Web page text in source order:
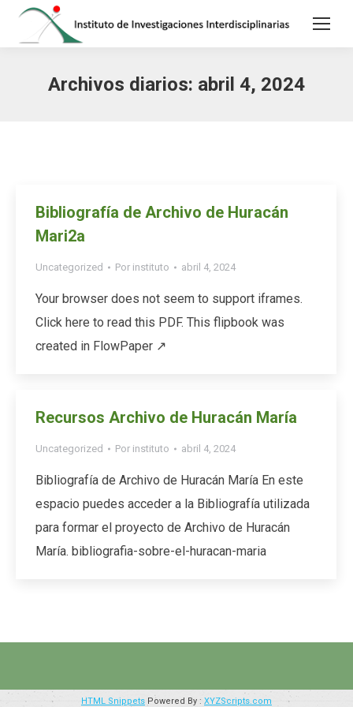
Archivos diarios: abril 4, 2024
Bibliografía de Archivo de Huracán
Mari2a
Uncategorized Por instituto abril 4, 2024
Your browser does not seem to support iframes.
Click here to read this PDF. This flipbook was
created in FlowPaper ↗
Recursos Archivo de Huracán María
Uncategorized Por instituto abril 4, 2024
Bibliografía de Archivo de Huracán María ​En este
espacio puedes acceder a la Bibliografía utilizada
para formar el proyecto de Archivo de Huracán
María. bibliografia-sobre-el-huracan-maria
HTML Snippets Powered By : XYZScripts.com